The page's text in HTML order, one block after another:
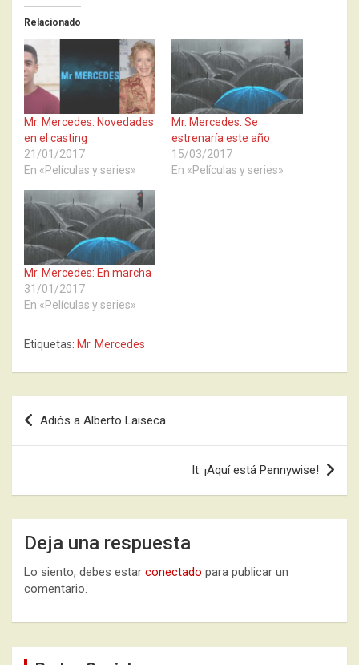
Relacionado
Mr. Mercedes: Novedades
en el casting
21/01/2017
En «Películas y series»
Mr. Mercedes: Se
estrenaría este año
15/03/2017
En «Películas y series»
Mr. Mercedes: En marcha
31/01/2017
En «Películas y series»
Etiquetas: Mr. Mercedes
Navegación
de
Adiós a Alberto Laiseca
It: ¡Aquí está Pennywise!
Deja una respuesta
Lo siento, debes estar conectado para publicar un
comentario.